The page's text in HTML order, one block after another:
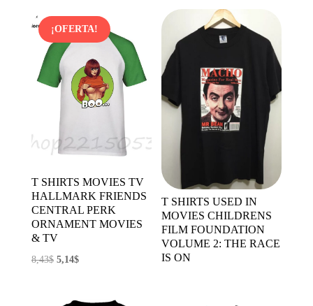
¡OFERTA!
T SHIRTS MOVIES TV
HALLMARK FRIENDS
CENTRAL PERK
ORNAMENT MOVIES
& TV
8,43$ El
5,14$El
T SHIRTS USED IN
MOVIES CHILDRENS
FILM FOUNDATION
VOLUME 2: THE RACE
IS ON